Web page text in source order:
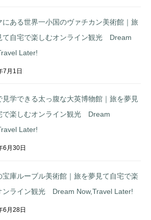
にある世界一小国のヴァチカン美術館｜旅
て自宅で楽しむオンライン観光 Dream
Later!
7月1日
見学できる太っ腹な大英博物館｜旅を夢見
で楽しむオンライン観光 Dream
Later!
6月30日
宝庫ルーブル美術館｜旅を夢見て自宅で楽
ンライン観光 Dream Now,Travel Later!
6月28日